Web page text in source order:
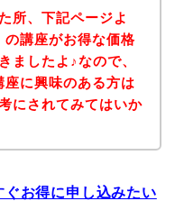
所、下記ページよ
講座がお得な価格
ましたよ♪なので、
に興味のある方は
にされてみてはいか
お得に申し込みたい